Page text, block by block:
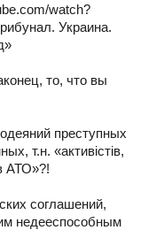
watch?
Украина.
то, что вы
преступных
т.н. «активістів,
АТО»?!
соглашений,
недееспособным